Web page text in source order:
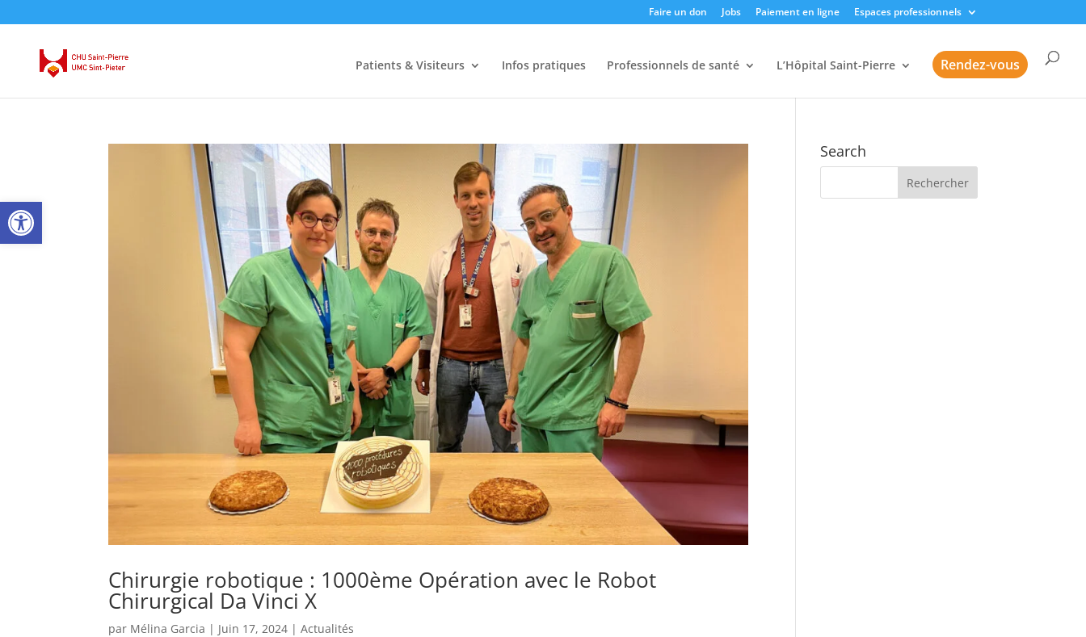
Ouvrir la barre d’outils
Faire un don Jobs Paiement en ligne Espaces professionnels
Patients & Visiteurs Infos pratiques Professionnels de santé L’Hôpital Saint-Pierre Rendez-vous
Chirurgie robotique : 1000ème Opération avec le Robot
Chirurgical Da Vinci X
par Mélina Garcia | Juin 17, 2024 |Actualités
Search